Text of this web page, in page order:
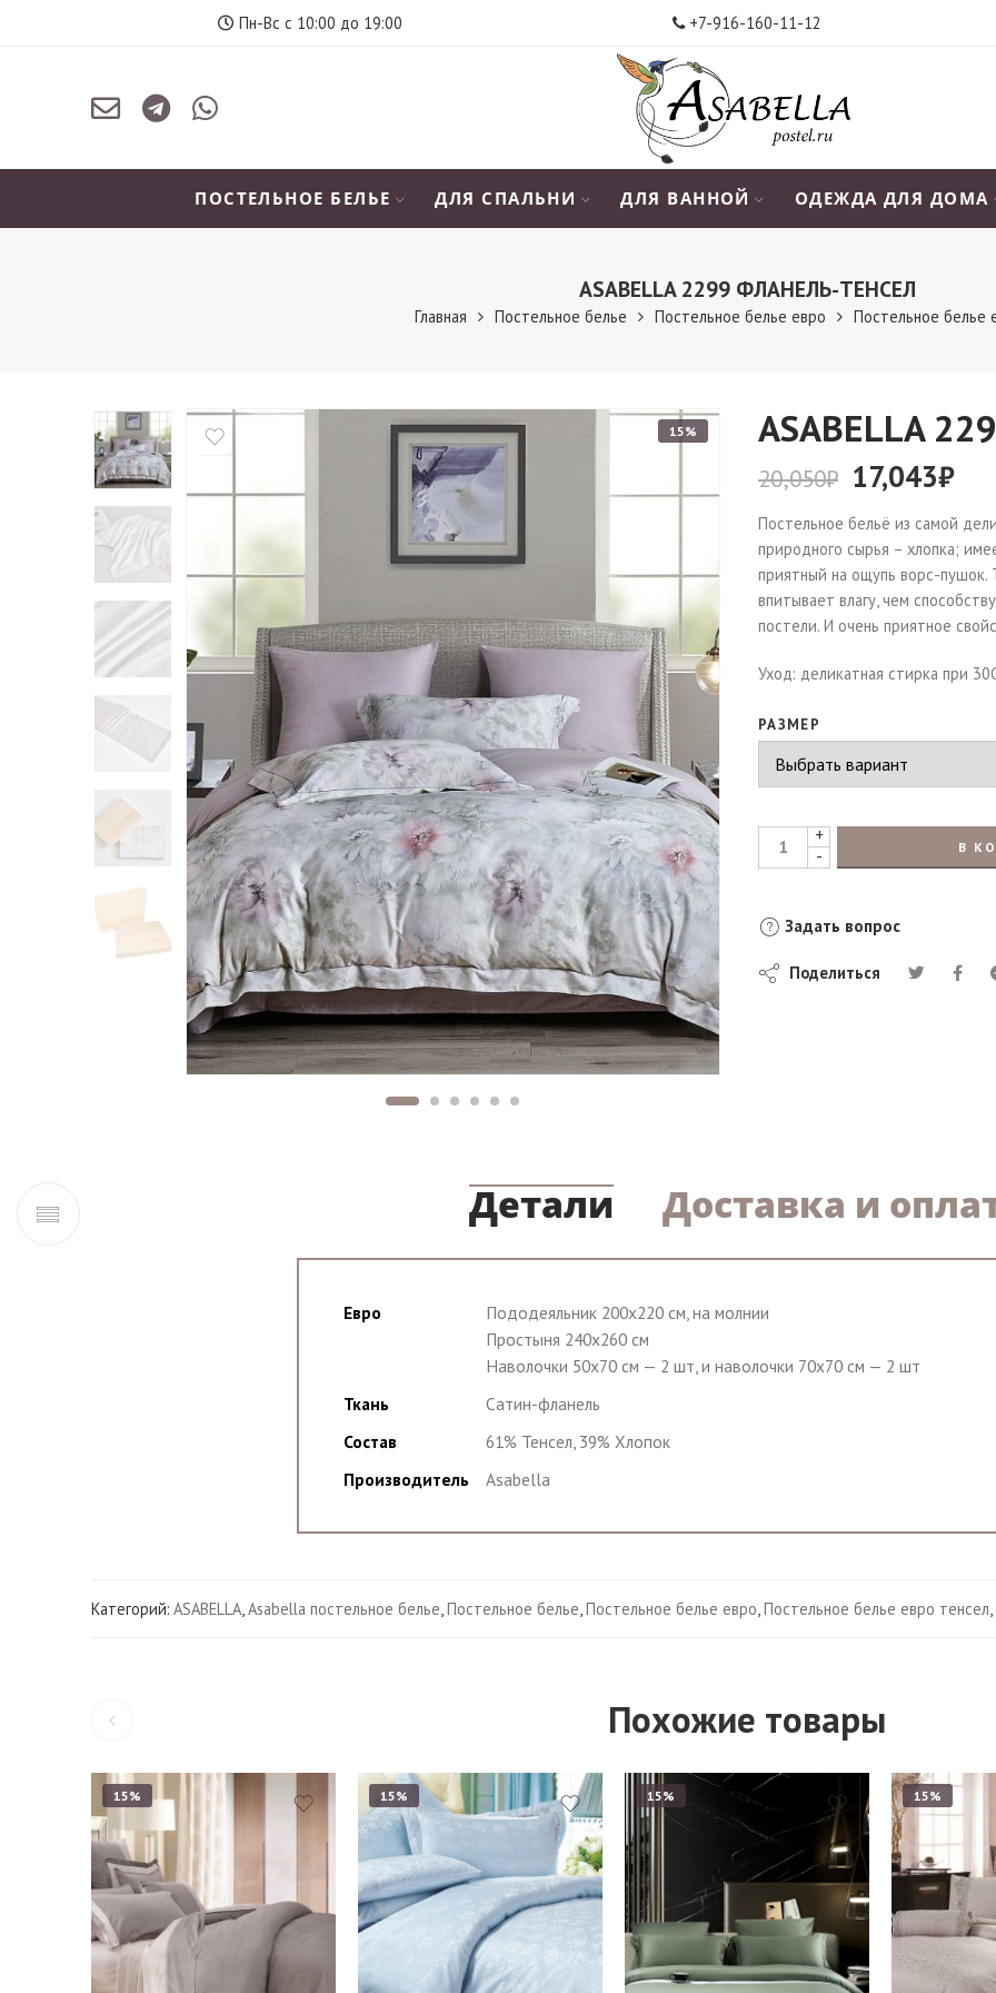
Пн-Вс с 10:00 до 19:00 +7-916-160-11-12
ПОСТЕЛЬНОЕ БЕЛЬЕ ДЛЯ СПАЛЬНИ ДЛЯ ВАННОЙ ОДЕЖДА ДЛЯ ДОМА
АSABELLA 2299 ФЛАНЕЛЬ-ТЕНСЕЛ
Главная Постельное белье Постельное белье евро Постельное белье
15% АSABELLA
20,050₽ 17,043₽
Постельное бельё из самой
природного сырья – хлопка;
приятный на ощупь ворс-пушок.
впитывает влагу, чем
постели. И очень приятное
Уход: деликатная стирка при
РАЗМЕР
+
-
В
Задать вопрос
Поделиться
Детали Доставка и
Евро
Пододеяльник 200х220 см, на молнии
Простыня 240х260 см
Наволочки 50х70 см — 2 шт, и наволочки 70х70 см — 2 шт
Ткань
Сатин-фланель
Состав
61% Тенсел, 39% Хлопок
Производитель
Asabella
Категорий: ASABELLA,Asabella постельное белье,Постельное белье,Постельное белье евро,Постельное белье евро тенсел,
Похожие товары
15% 15%
1,5
15% 15%